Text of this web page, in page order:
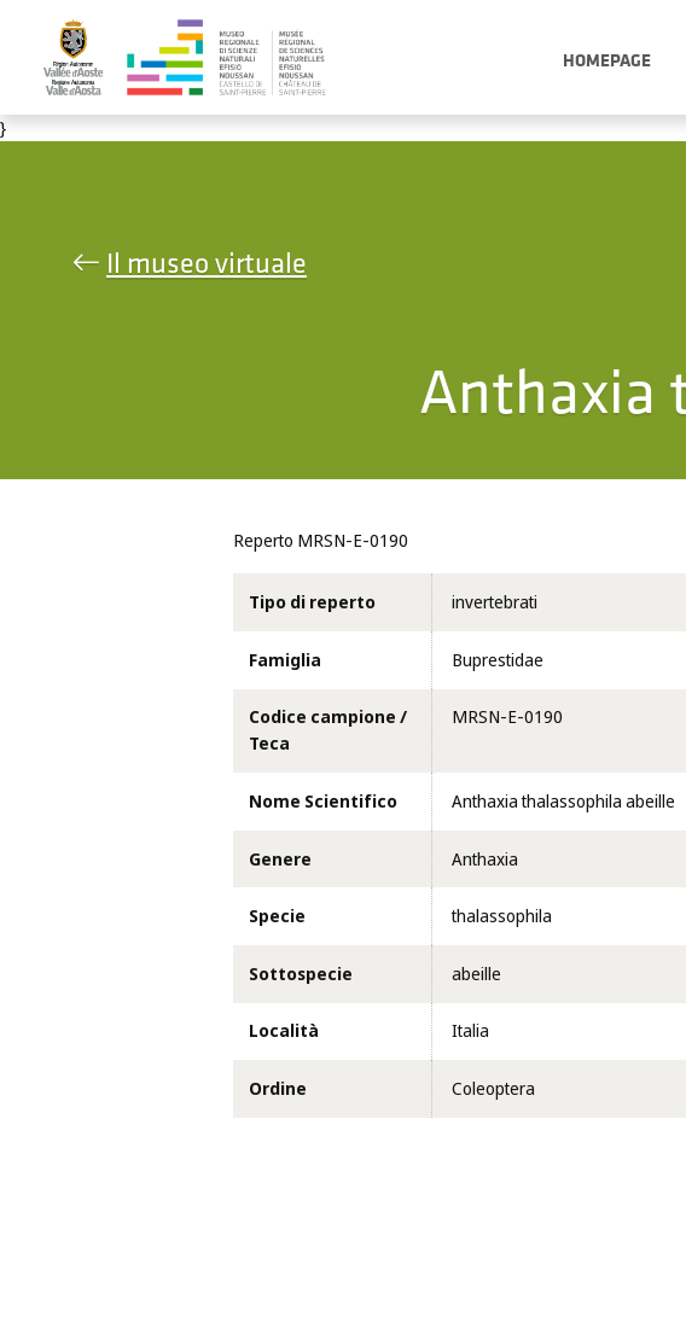
HOMEPAGE
}
Il museo virtuale
Anthaxia
Reperto MRSN-E-0190
Tipo di reperto invertebrati
Famiglia Buprestidae
Codice campione /
Teca
MRSN-E-0190
Nome Scientifico Anthaxia thalassophila abeille
Genere Anthaxia
Specie thalassophila
Sottospecie abeille
Località Italia
Ordine Coleoptera